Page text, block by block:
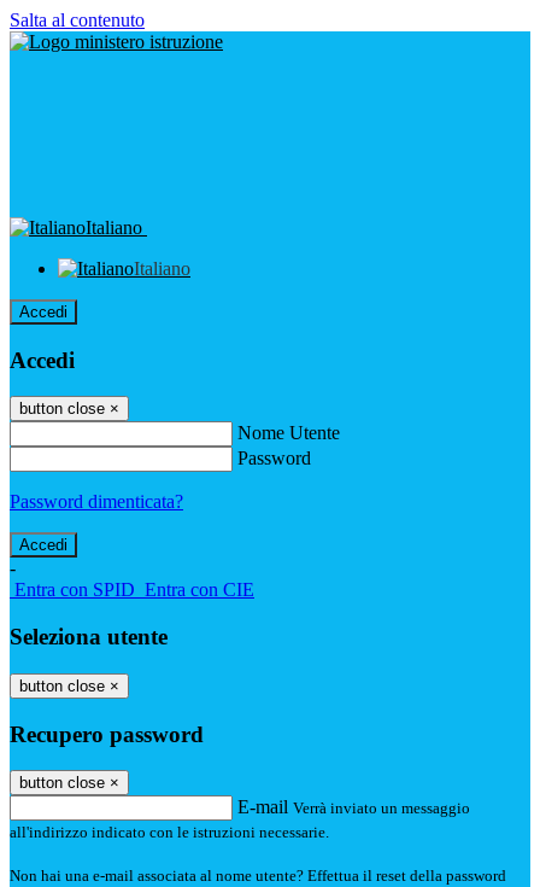
Salta al contenuto
Italiano
Italiano
Accedi
Accedi
button close ×
Nome Utente
Password
Password dimenticata?
-
Entra con SPID Entra con CIE
Seleziona utente
button close ×
Recupero password
button close ×
E-mail Verrà inviato un messaggio
all'indirizzo indicato con le istruzioni necessarie.
Non hai una e-mail associata al nome utente? Effettua il reset della password